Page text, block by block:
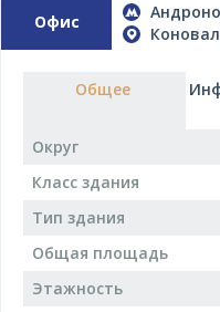
Офис
Общее
Округ
Класс здания
Тип здания
Общая площадь
Этажность